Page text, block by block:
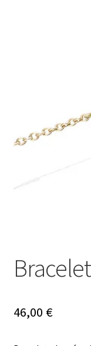
Nos offres bijoux
46,00 €